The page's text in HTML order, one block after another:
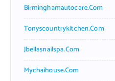
Birminghamautocare.com
Tonyscountrykitchen.com
Jbellasnailspa.com
Mychaihouse.com